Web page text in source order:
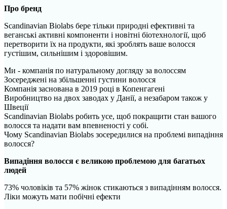
Про бренд
Scandinavian Biolabs бере тільки природні ефективні та
веганські активні компоненти і новітні біотехнології, щоб
перетворити їх на продукти, які зроблять ваше волосся
густішим, сильнішим і здоровішим.
Ми - компанія по натуральному догляду за волоссям
Зосереджені на збільшенні густини волосся
Компанія заснована в 2019 році в Копенгагені
Виробництво на двох заводах у Данії, а незабаром також у
Швеції
Scandinavian Biolabs робить усе, щоб покращити стан вашого
волосся та надати вам впевненості у собі.
Чому Scandinavian Biolabs зосередилися на проблемі випадіння
волосся?
Випадіння волосся є великою проблемою для багатьох
людей
73% чоловіків та 57% жінок стикаються з випадінням волосся.
Ліки можуть мати побічні ефекти